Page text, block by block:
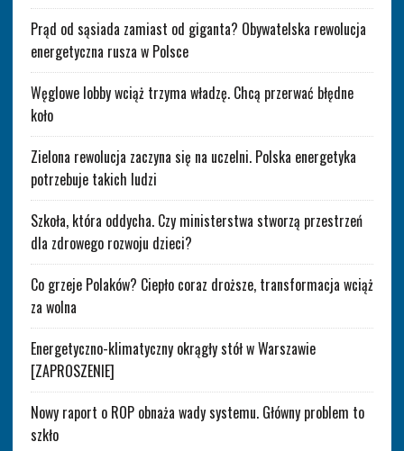
Prąd od sąsiada zamiast od giganta? Obywatelska rewolucja
energetyczna rusza w Polsce
Węglowe lobby wciąż trzyma władzę. Chcą przerwać błędne
koło
Zielona rewolucja zaczyna się na uczelni. Polska energetyka
potrzebuje takich ludzi
Szkoła, która oddycha. Czy ministerstwa stworzą przestrzeń
dla zdrowego rozwoju dzieci?
Co grzeje Polaków? Ciepło coraz droższe, transformacja wciąż
za wolna
Energetyczno-klimatyczny okrągły stół w Warszawie
[ZAPROSZENIE]
Nowy raport o ROP obnaża wady systemu. Główny problem to
szkło